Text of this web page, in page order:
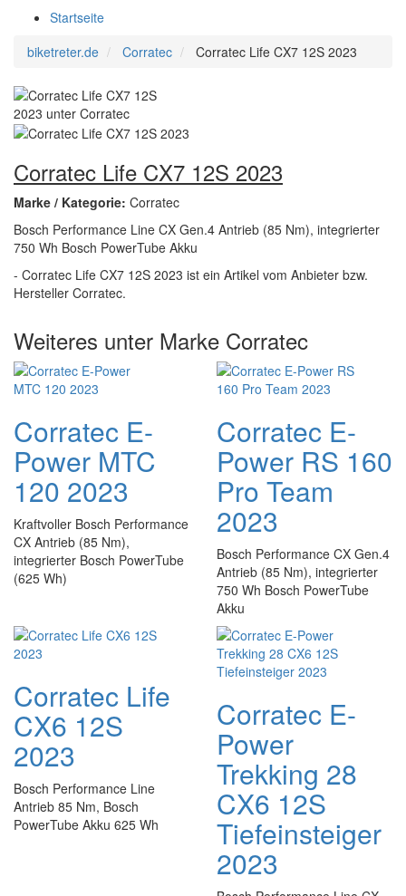
Startseite
biketreter.de
Corratec Corratec Life CX7 12S 2023
Corratec Life CX7 12S 2023
Marke / Kategorie: Corratec
Bosch Performance Line CX Gen.4 Antrieb (85 Nm), integrierter
750 Wh Bosch PowerTube Akku
- Corratec Life CX7 12S 2023 ist ein Artikel vom Anbieter bzw.
Hersteller Corratec.
Weiteres unter Marke Corratec
Corratec E-
Power MTC
120 2023
Kraftvoller Bosch Performance
CX Antrieb (85 Nm),
integrierter Bosch PowerTube
(625 Wh)
Corratec E-
Power RS 160
Pro Team
2023
Bosch Performance CX Gen.4
Antrieb (85 Nm), integrierter
750 Wh Bosch PowerTube
Akku
Corratec Life
CX6 12S
2023
Bosch Performance Line
Antrieb 85 Nm, Bosch
PowerTube Akku 625 Wh
Corratec E-
Power
Trekking 28
CX6 12S
Tiefeinsteiger
2023